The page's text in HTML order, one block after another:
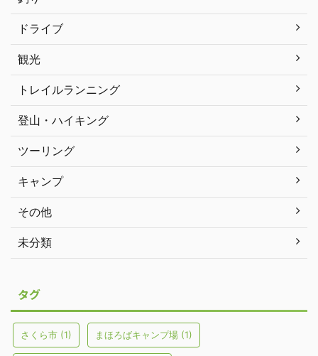
ドライブ
観光
トレイルランニング
登山・ハイキング
ツーリング
キャンプ
その他
未分類
タグ
さくら市 (1) まほろばキャンプ場 (1)